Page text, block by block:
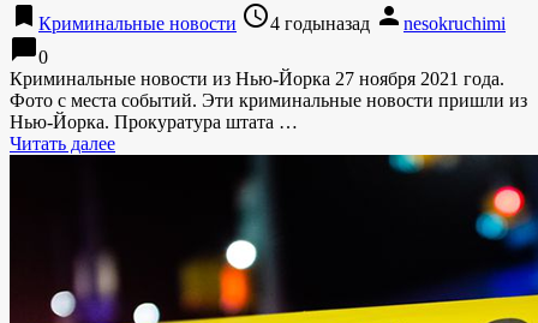
bookmark Криминальные новости access_time4 годыназад person nesokruchimi
chat_bubble0
Криминальные новости из Нью-Йорка 27 ноября 2021 года.
Фото с места событий. Эти криминальные новости пришли из
Нью-Йорка. Прокуратура штата …
Читать далее